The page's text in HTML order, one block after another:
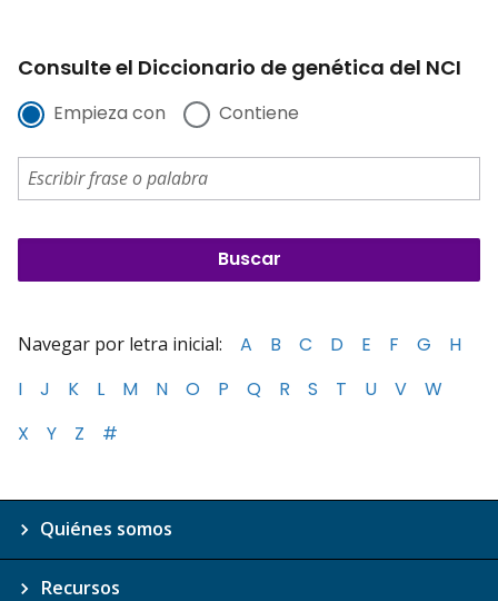
Consulte el Diccionario de genética del NCI
Empieza con Contiene
Navegar por letra inicial: A B C D E F G
H
I
J K L M N O P Q R S T U V
W
X
Y Z #
Quiénes somos
Recursos